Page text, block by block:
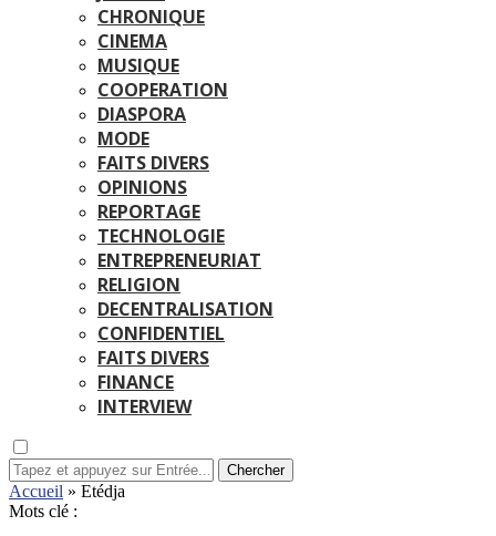
CHRONIQUE
CINEMA
MUSIQUE
COOPERATION
DIASPORA
MODE
FAITS DIVERS
OPINIONS
REPORTAGE
TECHNOLOGIE
ENTREPRENEURIAT
RELIGION
DECENTRALISATION
CONFIDENTIEL
FAITS DIVERS
FINANCE
INTERVIEW
Chercher
Accueil » Etédja
Mots clé :